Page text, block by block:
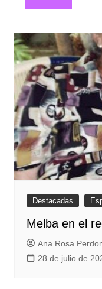
entradas
Destacadas
Melba en el
Ana Rosa
28 de julio de